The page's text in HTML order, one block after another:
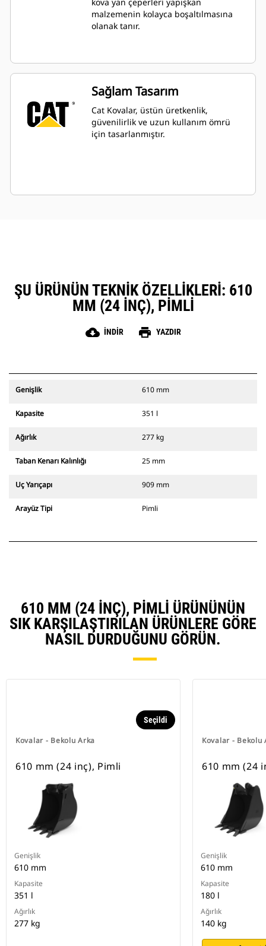
kova yan çeperleri yapışkan
malzemenin kolayca boşaltılmasına
olanak tanır.
Sağlam Tasarım
Cat Kovalar, üstün üretkenlik,
güvenilirlik ve uzun kullanım ömrü
için tasarlanmıştır.
ŞU ÜRÜNÜN TEKNIK ÖZELLIKLERI: 610
MM (24 INÇ), PIMLI
cloud_download İNDIR print YAZDIR
Genişlik 610 mm
Kapasite 351 l
Ağırlık 277 kg
Taban Kenarı Kalınlığı 25 mm
Uç Yarıçapı 909 mm
Arayüz Tipi Pimli
610 MM (24 INÇ), PIMLI ÜRÜNÜNÜN
SIK KARŞILAŞTIRILAN ÜRÜNLERE GÖRE
NASIL DURDUĞUNU GÖRÜN.
Kovalar - Bekolu Arka
Seçildi
610 mm (24 inç), Pimli
Genişlik
610 mm
Kapasite
351 l
Ağırlık
277 kg
Kovalar - Bekolu
610 mm (24
Genişlik
610 mm
Kapasite
180 l
Ağırlık
140 kg